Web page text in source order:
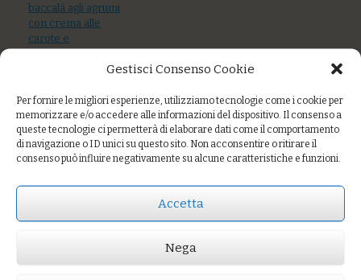
Gestisci Consenso Cookie
Per fornire le migliori esperienze, utilizziamo tecnologie come i cookie per
memorizzare e/o accedere alle informazioni del dispositivo. Il consenso a
queste tecnologie ci permetterà di elaborare dati come il comportamento
di navigazione o ID unici su questo sito. Non acconsentire o ritirare il
consenso può influire negativamente su alcune caratteristiche e funzioni.
Accetta
Nega
baccalà agli agrumi
con crema alle
carote e
in terracotta con
pomodoro fresco,
zucchine, olive
taggiasche,
capperi